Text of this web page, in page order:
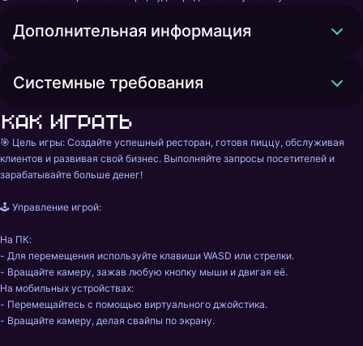
Дополнительная информация
Системные требования
Как играть
🎯 Цель игры: Создайте успешный ресторан, готовя пиццу, обслуживая
клиентов и развивая свой бизнес. Выполняйте запросы посетителей и
зарабатывайте больше денег!
🕹️ Управление игрой:
На ПК:
- Для перемещения используйте клавиши WASD или стрелки.
- Вращайте камеру, зажав любую кнопку мыши и двигая её.
На мобильных устройствах:
- Перемещайтесь с помощью виртуального джойстика.
- Вращайте камеру, делая свайпы по экрану.